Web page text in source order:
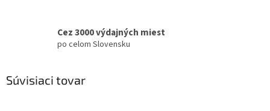
Cez 3000 výdajných miest
po celom Slovensku
Súvisiaci tovar